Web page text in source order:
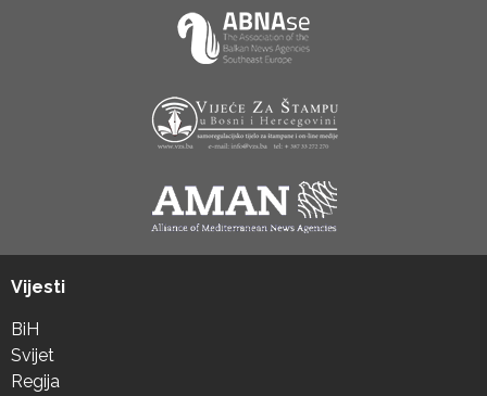
Vijesti
BiH
Svijet
Regija